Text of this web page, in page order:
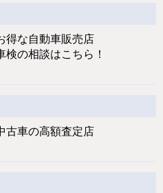
得な自動車販売店
検の相談はこちら！
古車の高額査定店